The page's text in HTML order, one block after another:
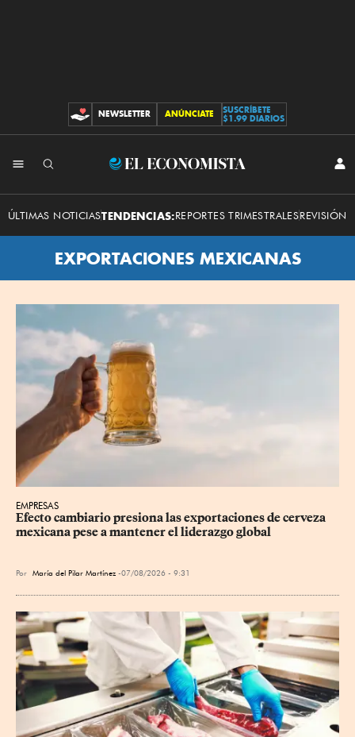
CONTRIBUCIONES
NEWSLETTER ANÚNCIATE
SUSCRÍBETE
$1.99 DIARIOS
El
Economista
ÚLTIMAS NOTICIASTENDENCIAS:REPORTES TRIMESTRALESREVISIÓN
EXPORTACIONES MEXICANAS
EMPRESAS
Efecto cambiario presiona las exportaciones de cerveza
mexicana pese a mantener el liderazgo global
Por María del Pilar Martínez 07/08/2026 - 9:31